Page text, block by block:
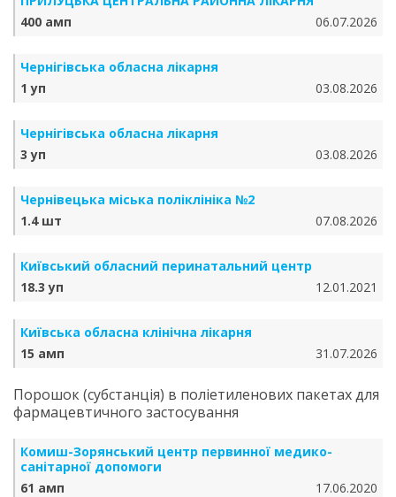
400 амп
06.07.2026
Чернігівська обласна лікарня
1 уп
03.08.2026
Чернігівська обласна лікарня
3 уп
03.08.2026
Чернівецька міська поліклініка №2
1.4 шт
07.08.2026
Київський обласний перинатальний центр
18.3 уп
12.01.2021
Київська обласна клінічна лікарня
15 амп
31.07.2026
Порошок (субстанція) в поліетиленових пакетах для
фармацевтичного застосування
Комиш-Зорянський центр первинної медико-
санітарної допомоги
61 амп
17.06.2020